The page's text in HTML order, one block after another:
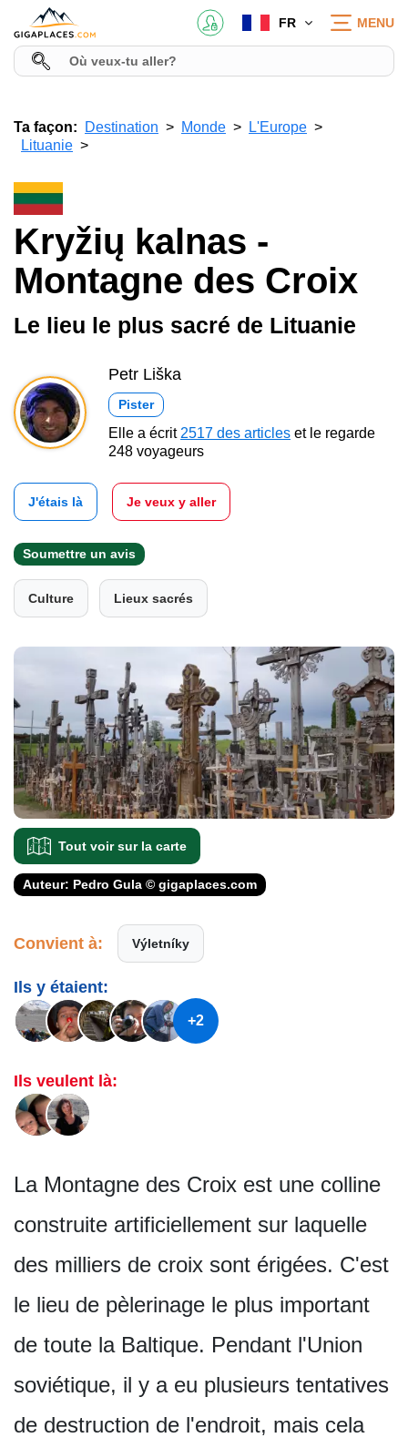
FR MENU
Ta façon: Destination Monde
L'Europe
Lituanie
Kryžių kalnas -
Montagne des Croix
Le lieu le plus sacré de Lituanie
Petr Liška
Pister
Elle a écrit 2517 des articles et le regarde
248 voyageurs
J'étais là Je veux y aller
Soumettre un avis
Culture Lieux sacrés
Tout voir sur la carte
Auteur: Pedro Gula © gigaplaces.com
Convient à: Výletníky
Ils y étaient:
+2
Ils veulent là:
La Montagne des Croix est une colline
construite artificiellement sur laquelle
des milliers de croix sont érigées. C'est
le lieu de pèlerinage le plus important
de toute la Baltique. Pendant l'Union
soviétique, il y a eu plusieurs tentatives
de destruction de l'endroit, mais cela